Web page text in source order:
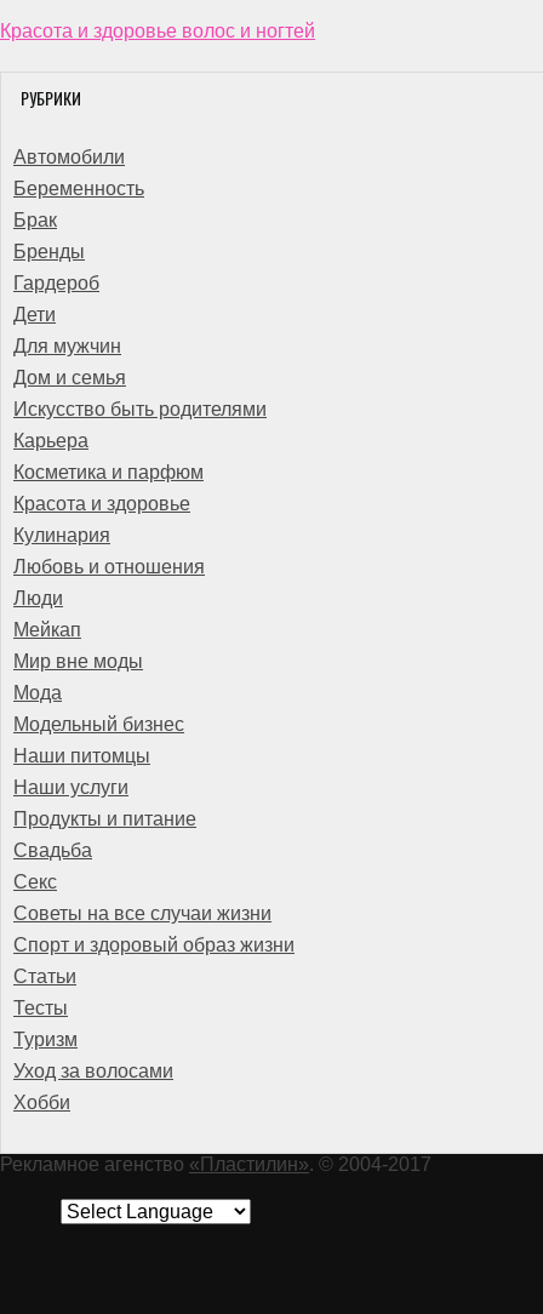
Красота и здоровье волос и ногтей
РУБРИКИ
Автомобили
Беременность
Брак
Бренды
Гардероб
Дети
Для мужчин
Дом и семья
Искусство быть родителями
Карьера
Косметика и парфюм
Красота и здоровье
Кулинария
Любовь и отношения
Люди
Мейкап
Мир вне моды
Мода
Модельный бизнес
Наши питомцы
Наши услуги
Продукты и питание
Свадьба
Секс
Советы на все случаи жизни
Спорт и здоровый образ жизни
Статьи
Тесты
Туризм
Уход за волосами
Хобби
Рекламное агенство «Пластилин». © 2004-2017